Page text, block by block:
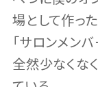
場として作っ
「サロンメン
全然少なくな